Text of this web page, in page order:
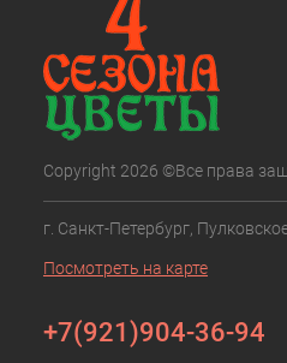
Copyright 2026 ©Все права
г. Санкт-Петербург,
Посмотреть на карте
+7(921)904-36-94